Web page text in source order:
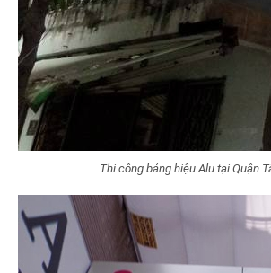
Thi công bảng hiệu Alu tại Quận